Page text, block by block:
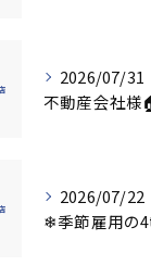
2026/07/31
不動産会社様
2026/07/22